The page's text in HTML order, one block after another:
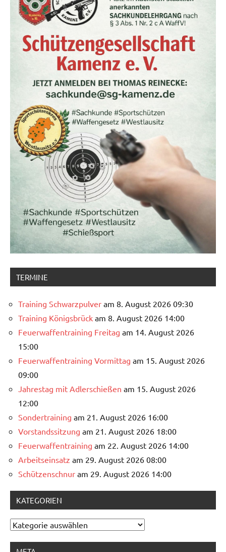
TERMINE
Training Schwarzpulver am 8. August 2026 09:30
Training Königsbrück am 8. August 2026 14:00
Feuerwaffentraining Freitag am 14. August 2026
15:00
Feuerwaffentraining Vormittag am 15. August 2026
09:00
Jahrestag mit Adlerschießen am 15. August 2026
12:00
Sondertraining am 21. August 2026 16:00
Vorstandssitzung am 21. August 2026 18:00
Feuerwaffentraining am 22. August 2026 14:00
Arbeitseinsatz am 29. August 2026 08:00
Schützenschnur am 29. August 2026 14:00
KATEGORIEN
Kategorien